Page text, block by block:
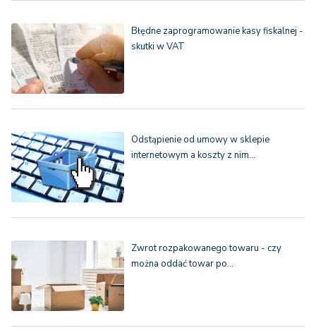
Błędne zaprogramowanie kasy fiskalnej -
skutki w VAT
Odstąpienie od umowy w sklepie
internetowym a koszty z nim…
Zwrot rozpakowanego towaru - czy
można oddać towar po…